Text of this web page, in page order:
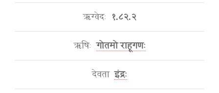
ऋग्वेदः १.८२.२
ऋषिः गोतमो राहूगणः
देवता इंद्रः